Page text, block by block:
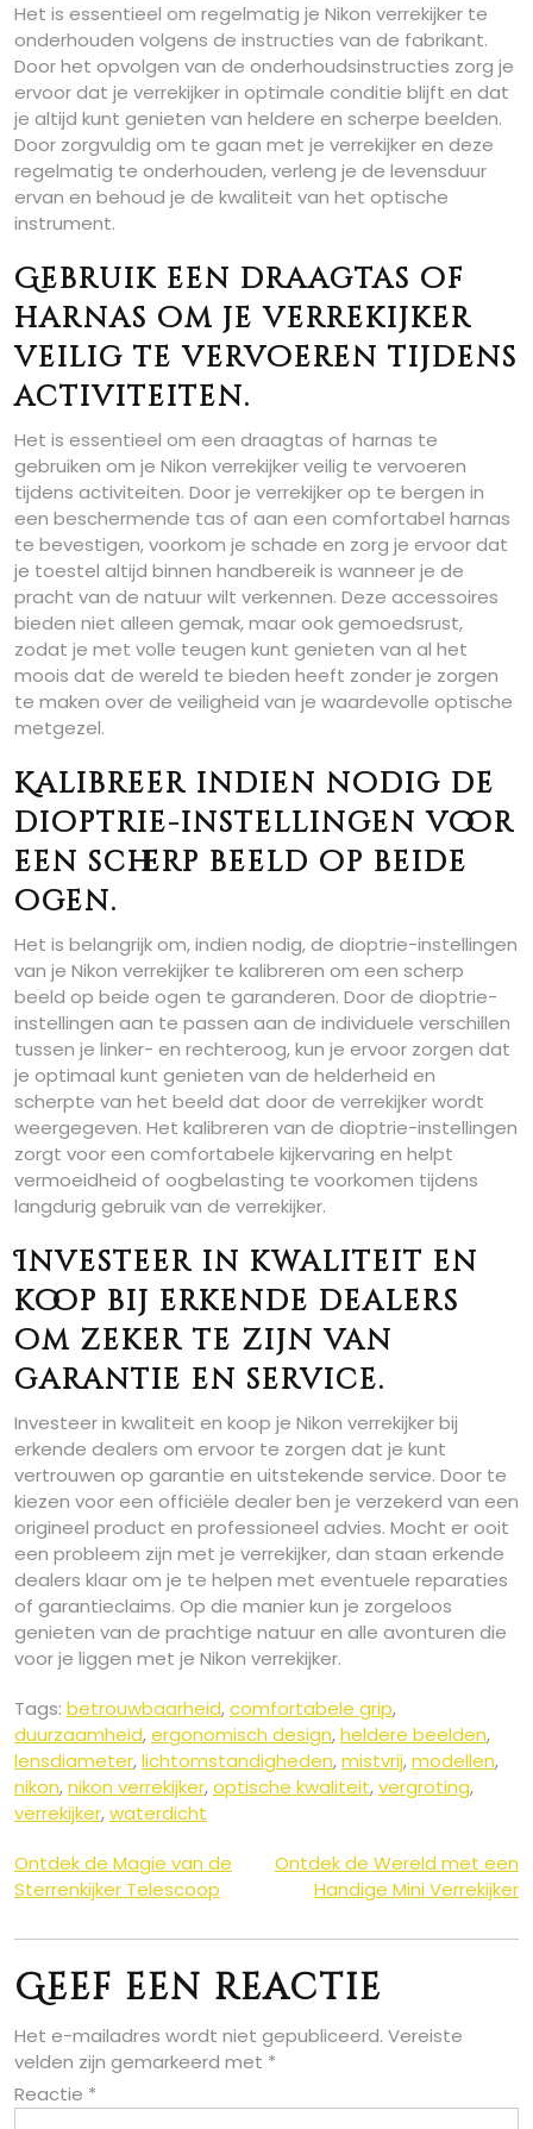
Het is essentieel om regelmatig je Nikon verrekijker te
onderhouden volgens de instructies van de fabrikant.
Door het opvolgen van de onderhoudsinstructies zorg je
ervoor dat je verrekijker in optimale conditie blijft en dat
je altijd kunt genieten van heldere en scherpe beelden.
Door zorgvuldig om te gaan met je verrekijker en deze
regelmatig te onderhouden, verleng je de levensduur
ervan en behoud je de kwaliteit van het optische
instrument.
Gebruik een draagtas of
harnas om je verrekijker
veilig te vervoeren tijdens
activiteiten.
Het is essentieel om een draagtas of harnas te
gebruiken om je Nikon verrekijker veilig te vervoeren
tijdens activiteiten. Door je verrekijker op te bergen in
een beschermende tas of aan een comfortabel harnas
te bevestigen, voorkom je schade en zorg je ervoor dat
je toestel altijd binnen handbereik is wanneer je de
pracht van de natuur wilt verkennen. Deze accessoires
bieden niet alleen gemak, maar ook gemoedsrust,
zodat je met volle teugen kunt genieten van al het
moois dat de wereld te bieden heeft zonder je zorgen
te maken over de veiligheid van je waardevolle optische
metgezel.
Kalibreer indien nodig de
dioptrie-instellingen voor
een scherp beeld op beide
ogen.
Het is belangrijk om, indien nodig, de dioptrie-instellingen
van je Nikon verrekijker te kalibreren om een scherp
beeld op beide ogen te garanderen. Door de dioptrie-
instellingen aan te passen aan de individuele verschillen
tussen je linker- en rechteroog, kun je ervoor zorgen dat
je optimaal kunt genieten van de helderheid en
scherpte van het beeld dat door de verrekijker wordt
weergegeven. Het kalibreren van de dioptrie-instellingen
zorgt voor een comfortabele kijkervaring en helpt
vermoeidheid of oogbelasting te voorkomen tijdens
langdurig gebruik van de verrekijker.
Investeer in kwaliteit en
koop bij erkende dealers
om zeker te zijn van
garantie en service.
Investeer in kwaliteit en koop je Nikon verrekijker bij
erkende dealers om ervoor te zorgen dat je kunt
vertrouwen op garantie en uitstekende service. Door te
kiezen voor een officiële dealer ben je verzekerd van een
origineel product en professioneel advies. Mocht er ooit
een probleem zijn met je verrekijker, dan staan erkende
dealers klaar om je te helpen met eventuele reparaties
of garantieclaims. Op die manier kun je zorgeloos
genieten van de prachtige natuur en alle avonturen die
voor je liggen met je Nikon verrekijker.
Tags: betrouwbaarheid,comfortabele grip,
duurzaamheid,ergonomisch design,heldere beelden,
lensdiameter,lichtomstandigheden,mistvrij,modellen,
nikon,nikon verrekijker,optische kwaliteit,vergroting,
verrekijker,waterdicht
Berichtnavigatie
Ontdek de Magie van de
Sterrenkijker Telescoop
Ontdek de Wereld met een
Handige Mini Verrekijker
Geef een reactie
Het e-mailadres wordt niet gepubliceerd. Vereiste
velden zijn gemarkeerd met *
Reactie *